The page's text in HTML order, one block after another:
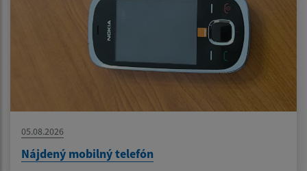
05.08.2026
Nájdený mobilný telefón